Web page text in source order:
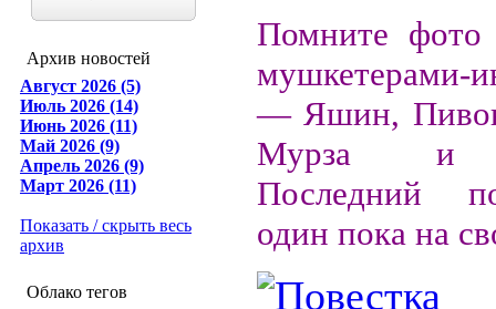
Архив новостей
Август 2026 (5)
Июль 2026 (14)
Июнь 2026 (11)
Май 2026 (9)
Апрель 2026 (9)
Март 2026 (11)
Показать / скрыть весь
архив
Облако тегов
Помните фото
мушкетерами-
— Яшин,
Мурза и
Последний
один пока на